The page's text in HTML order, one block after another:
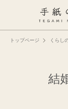
トップページ くらし
結
手紙の基本
仕事の手紙の